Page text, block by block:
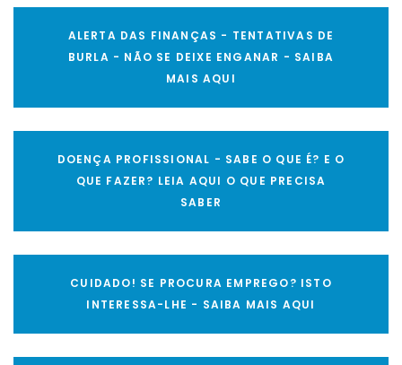
ALERTA DAS FINANÇAS - TENTATIVAS DE
BURLA - NÃO SE DEIXE ENGANAR - SAIBA
MAIS AQUI
DOENÇA PROFISSIONAL - SABE O QUE É? E O
QUE FAZER? LEIA AQUI O QUE PRECISA
SABER
CUIDADO! SE PROCURA EMPREGO? ISTO
INTERESSA-LHE - SAIBA MAIS AQUI